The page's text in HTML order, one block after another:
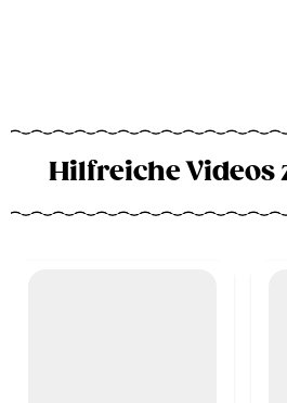
Hilfreiche Videos